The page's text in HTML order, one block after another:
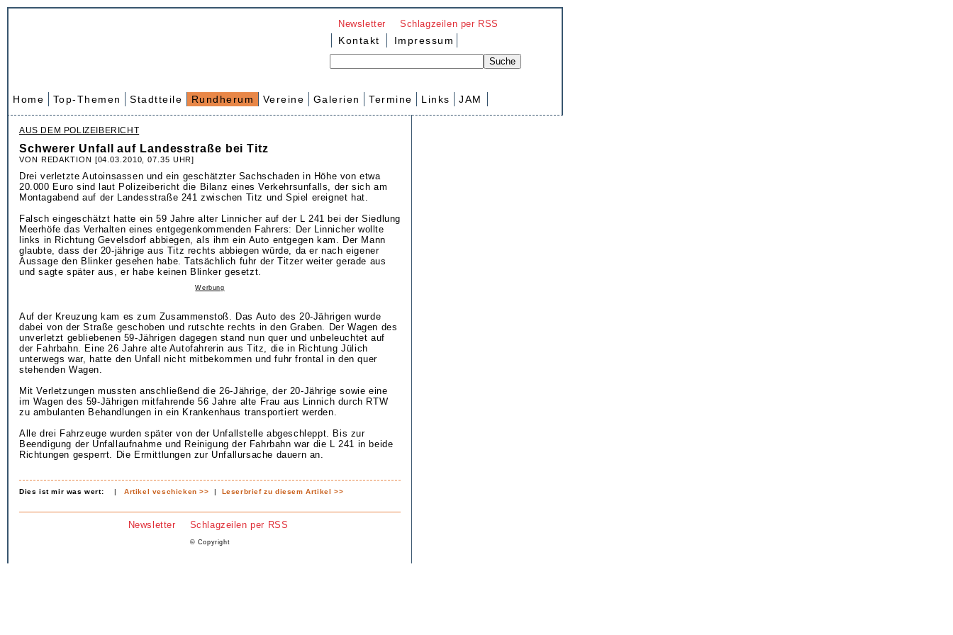
Newsletter Schlagzeilen per RSS
Kontakt Impressum
Home Top-Themen Stadtteile Rundherum Vereine Galerien Termine Links JAM
AUS DEM POLIZEIBERICHT
Schwerer Unfall auf Landesstraße bei Titz
VON REDAKTION [04.03.2010, 07.35 UHR]
Drei verletzte Autoinsassen und ein geschätzter Sachschaden in Höhe von etwa
20.000 Euro sind laut Polizeibericht die Bilanz eines Verkehrsunfalls, der sich am
Montagabend auf der Landesstraße 241 zwischen Titz und Spiel ereignet hat.
Falsch eingeschätzt hatte ein 59 Jahre alter Linnicher auf der L 241 bei der Siedlung
Meerhöfe das Verhalten eines entgegenkommenden Fahrers: Der Linnicher wollte
links in Richtung Gevelsdorf abbiegen, als ihm ein Auto entgegen kam. Der Mann
glaubte, dass der 20-jährige aus Titz rechts abbiegen würde, da er nach eigener
Aussage den Blinker gesehen habe. Tatsächlich fuhr der Titzer weiter gerade aus
und sagte später aus, er habe keinen Blinker gesetzt.
Werbung
Auf der Kreuzung kam es zum Zusammenstoß. Das Auto des 20-Jährigen wurde
dabei von der Straße geschoben und rutschte rechts in den Graben. Der Wagen des
unverletzt gebliebenen 59-Jährigen dagegen stand nun quer und unbeleuchtet auf
der Fahrbahn. Eine 26 Jahre alte Autofahrerin aus Titz, die in Richtung Jülich
unterwegs war, hatte den Unfall nicht mitbekommen und fuhr frontal in den quer
stehenden Wagen.
Mit Verletzungen mussten anschließend die 26-Jährige, der 20-Jährige sowie eine
im Wagen des 59-Jährigen mitfahrende 56 Jahre alte Frau aus Linnich durch RTW
zu ambulanten Behandlungen in ein Krankenhaus transportiert werden.
Alle drei Fahrzeuge wurden später von der Unfallstelle abgeschleppt. Bis zur
Beendigung der Unfallaufnahme und Reinigung der Fahrbahn war die L 241 in beide
Richtungen gesperrt. Die Ermittlungen zur Unfallursache dauern an.
Dies ist mir was wert: |Artikel veschicken >> | Leserbrief zu diesem Artikel >>
Newsletter Schlagzeilen per RSS
© Copyright